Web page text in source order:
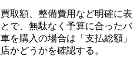
取額、整備費用など明確に表
で、無駄なく予算に合ったバ
を購入の場合は「支払総額」
かどうかを確認する。